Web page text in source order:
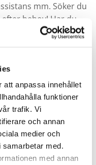
att anpassa innehållet
funktioner
trafik. Vi
och annan
medier och
med.
med annan
mm. Söker du
behov! Har du
Kontakta oss om du
Ullared. Bärgare